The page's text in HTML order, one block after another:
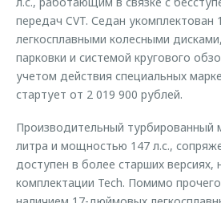
передач CVT. Седан
легкосплавными колесными
парковки и системой кругового
учетом действия специальных
стартует от 2 019 900 рублей.
Производительный
литра и мощностью 147 л.с.,
доступен в более старших версиях,
комплектации Tech. Помимо